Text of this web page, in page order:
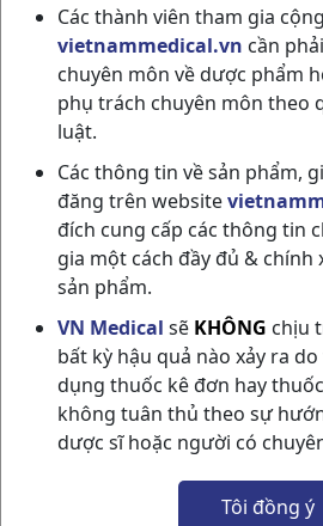
Các thành viên tham gia
vietnammedical.vn cần
chuyên môn về dược phẩm
phụ trách chuyên môn theo
luật.
Các thông tin về sản phẩm,
đăng trên website
đích cung cấp các thông tin
gia một cách đầy đủ & chính
sản phẩm.
VN Medical sẽ KHÔNG chịu
bất kỳ hậu quả nào xảy ra
dụng thuốc kê đơn hay
không tuân thủ theo sự
dược sĩ hoặc người có
Tôi đồng ý
DOROCRON-MR 30MG
DOMESCO
NSX:Domesco
Nhóm hàng:
Tim Mạch -
Chia sẻ qua mạng xã hội: